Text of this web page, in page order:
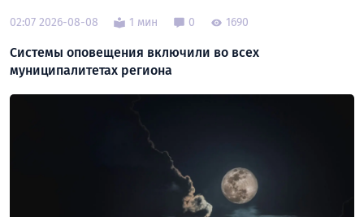
02:07 2026-08-08 1 мин 0 1690
Системы оповещения включили во всех
муниципалитетах региона